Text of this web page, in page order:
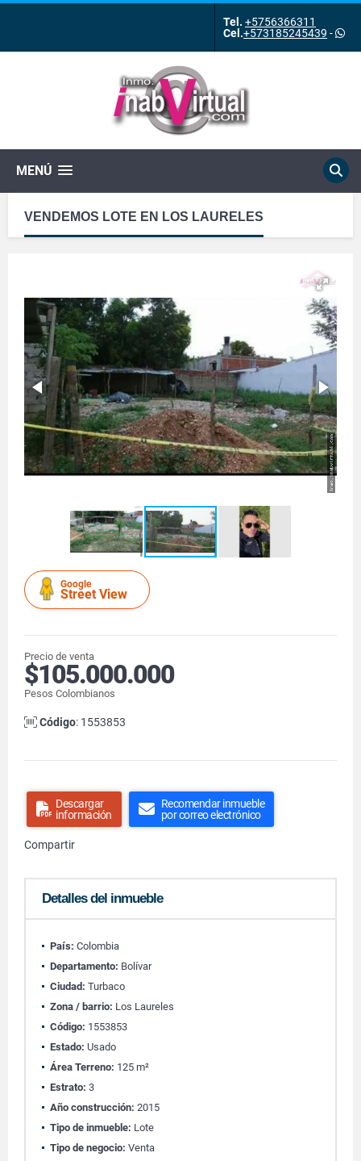
Tel. +5756366311
Cel.+573185245439 -
MENÚ
VENDEMOS LOTE EN LOS LAURELES
Google
Street View
Precio de venta
$105.000.000
Pesos Colombianos
Código: 1553853
Descargar
información
Recomendar inmueble
por correo electrónico
Compartir
Detalles del inmueble
País: Colombia
Departamento: Bolívar
Ciudad: Turbaco
Zona / barrio: Los Laureles
Código: 1553853
Estado: Usado
Área Terreno: 125 m²
Estrato: 3
Año construcción: 2015
Tipo de inmueble: Lote
Tipo de negocio: Venta